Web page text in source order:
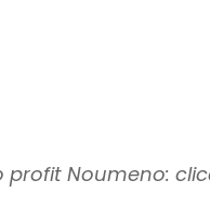
profit Noumeno: